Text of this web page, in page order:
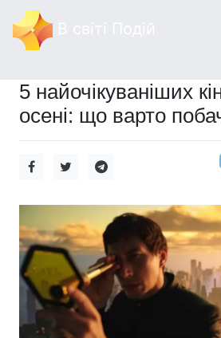
5 найочікуваніших
осені: що варто